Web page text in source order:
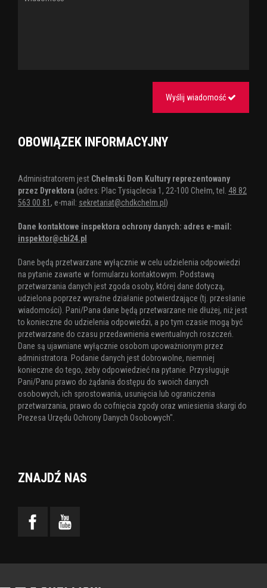
Wyślij wiadomość
OBOWIĄZEK INFORMACYJNY
Administratorem jest Chełmski Dom Kultury reprezentowany
przez Dyrektora (adres: Plac Tysiąclecia 1, 22-100 Chełm, tel. 48 82
563 00 81 , e-mail: sekretariat@chdkchelm.pl )
Dane kontaktowe inspektora ochrony danych: adres e-mail:
inspektor@cbi24.pl
Dane będą przetwarzane wyłącznie w celu udzielenia odpowiedzi
na pytanie zawarte w formularzu kontaktowym. Podstawą
przetwarzania danych jest zgoda osoby, której dane dotyczą,
udzielona poprzez wyraźne działanie potwierdzające (tj. przesłanie
wiadomości). Pani/Pana dane będą przetwarzane nie dłużej, niż jest
to konieczne do udzielenia odpowiedzi, a po tym czasie mogą być
przetwarzane do czasu przedawnienia ewentualnych roszczeń.
Dane są ujawniane wyłącznie osobom upoważnionym przez
administratora. Podanie danych jest dobrowolne, niemniej
konieczne do tego, żeby odpowiedzieć na pytanie. Przysługuje
Pani/Panu prawo do żądania dostępu do swoich danych
osobowych, ich sprostowania, usunięcia lub ograniczenia
przetwarzania, prawo do cofnięcia zgody oraz wniesienia skargi do
Prezesa Urzędu Ochrony Danych Osobowych".
ZNAJDŹ NAS